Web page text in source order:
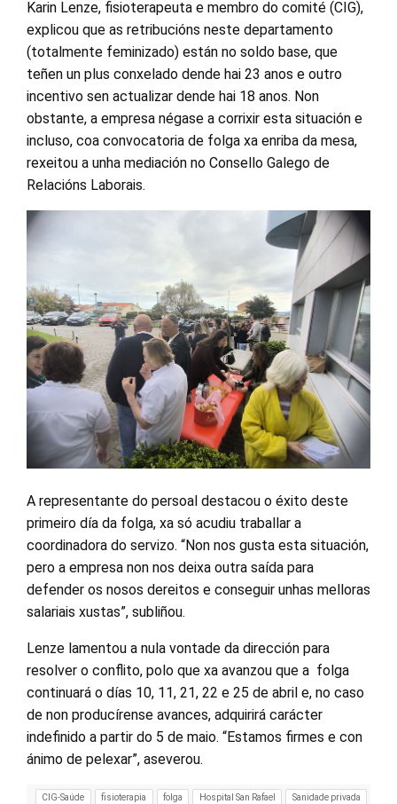
Karin Lenze, fisioterapeuta e membro do comité (CIG),
explicou que as retribucións neste departamento
(totalmente feminizado) están no soldo base, que
teñen un plus conxelado dende hai 23 anos e outro
incentivo sen actualizar dende hai 18 anos. Non
obstante, a empresa négase a corrixir esta situación e
incluso, coa convocatoria de folga xa enriba da mesa,
rexeitou a unha mediación no Consello Galego de
Relacións Laborais.
A representante do persoal destacou o éxito deste
primeiro día da folga, xa só acudiu traballar a
coordinadora do servizo. “Non nos gusta esta situación,
pero a empresa non nos deixa outra saída para
defender os nosos dereitos e conseguir unhas melloras
salariais xustas”, subliñou.
Lenze lamentou a nula vontade da dirección para
resolver o conflito, polo que xa avanzou que a folga
continuará o días 10, 11, 21, 22 e 25 de abril e, no caso
de non producírense avances, adquirirá carácter
indefinido a partir do 5 de maio. “Estamos firmes e con
ánimo de pelexar”, aseverou.
CIG-Saúde fisioterapia folga Hospital San Rafael Sanidade privada